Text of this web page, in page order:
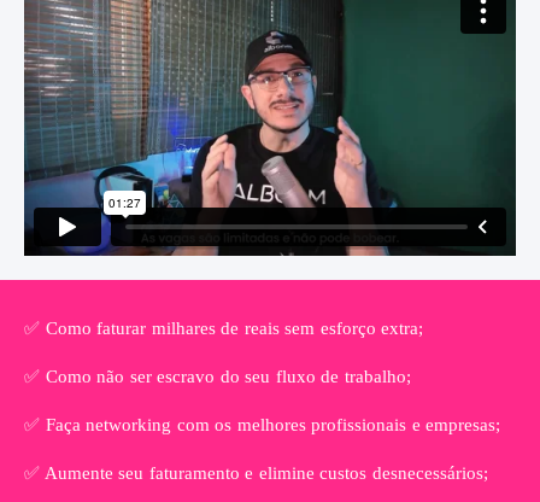
✅ Como faturar milhares de reais sem esforço extra;
✅ Como não ser escravo do seu fluxo de trabalho;
✅ Faça networking com os melhores profissionais e empresas;
✅ Aumente seu faturamento e elimine custos desnecessários;